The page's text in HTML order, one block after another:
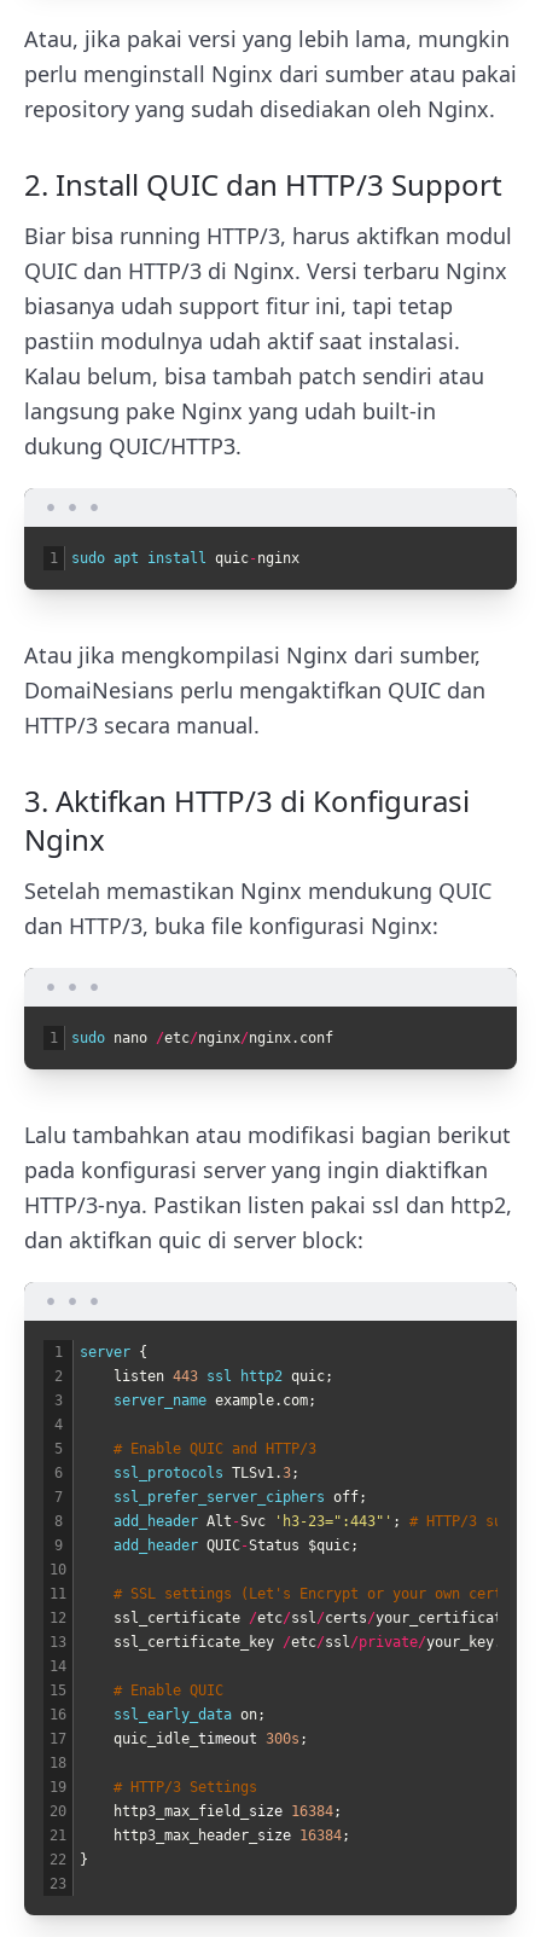
Atau, jika pakai versi yang lebih lama, mungkin
perlu menginstall Nginx dari sumber atau pakai
repository yang sudah disediakan oleh Nginx.
2. Install QUIC dan HTTP/3 Support
Biar bisa running HTTP/3, harus aktifkan modul
QUIC dan HTTP/3 di Nginx. Versi terbaru Nginx
biasanya udah support fitur ini, tapi tetap
pastiin modulnya udah aktif saat instalasi.
Kalau belum, bisa tambah patch sendiri atau
langsung pake Nginx yang udah built-in
dukung QUIC/HTTP3.
1 sudo apt install quic-nginx
Atau jika mengkompilasi Nginx dari sumber,
DomaiNesians perlu mengaktifkan QUIC dan
HTTP/3 secara manual.
3. Aktifkan HTTP/3 di Konfigurasi
Nginx
Setelah memastikan Nginx mendukung QUIC
dan HTTP/3, buka file konfigurasi Nginx:
1 sudo nano /etc/nginx/nginx. conf
Lalu tambahkan atau modifikasi bagian berikut
pada konfigurasi server yang ingin diaktifkan
HTTP/3-nya. Pastikan listen pakai ssl dan http2,
dan aktifkan quic di server block:
1
2
3
4
5
6
7
8
9
10
11
12
13
14
15
16
17
18
19
20
21
22
23
server {
listen 443 ssl http2 quic;
server_name example. com;
# Enable QUIC and HTTP/3
ssl_protocols TLSv1 .3;
ssl_prefer_server_ciphers off;
add_header Alt -Svc 'h3-23=":443"' ;
# HTTP/3
add_header QUIC-Status $quic;
# SSL settings (Let's Encrypt or your own certs)
ssl_certificate /etc/ssl /certs/your_certificate
ssl_certificate_key /etc/ssl /private/your_key.
# Enable QUIC
ssl_early_data on;
quic_idle timeout 300s ;
# HTTP/3 Settings
http3_max_field
size 16384;
http3_max_header size 16384;
}